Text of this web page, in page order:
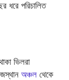
ধরে পরিচালিত
ভিলরা
অঞ্চল থেকে